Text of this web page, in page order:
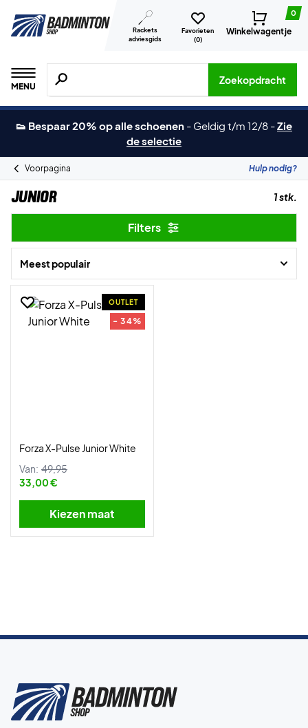
Rackets
adviesgids
Favorieten
(0)
0
Winkelwagentje
MENU
Zoeken naar producten, merken etc.
Zoekopdracht
👟 Bespaar 20% op alle schoenen - Geldig t/m 12/8 -Zie
de selectie
Voorpagina Hulp nodig?
Junior 1 stk.
Filters
Meest populair
OUTLET
- 34%
Forza X-Pulse Junior White
Van: 49,95
33,00 €
Kiezen maat